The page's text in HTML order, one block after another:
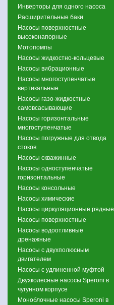
Инверторы для одного насоса
Расширительные баки
Насосы поверхностные
высоконапорные
Мотопомпы
Насосы жидкостно-кольцевые
Насосы вибрационные
Насосы многоступенчатые
вертикальные
Насосы газо-жидкостные
самовсасывающие
Насосы горизонтальные
многоступенчатые
Насосы погружные для отвода
стоков
Насосы скважинные
Насосы одноступенчатые
горизонтальные
Насосы консольные
Насосы химические
Насосы циркуляционные рядные
Насосы поверхностные
Насосы водоотливные
дренажные
Насосы с двухполюсным
двигателем
Насосы с удлиненной муфтой
Двухколесные насосы Speroni в
чугунном корпусе
Моноблочные насосы Speroni в